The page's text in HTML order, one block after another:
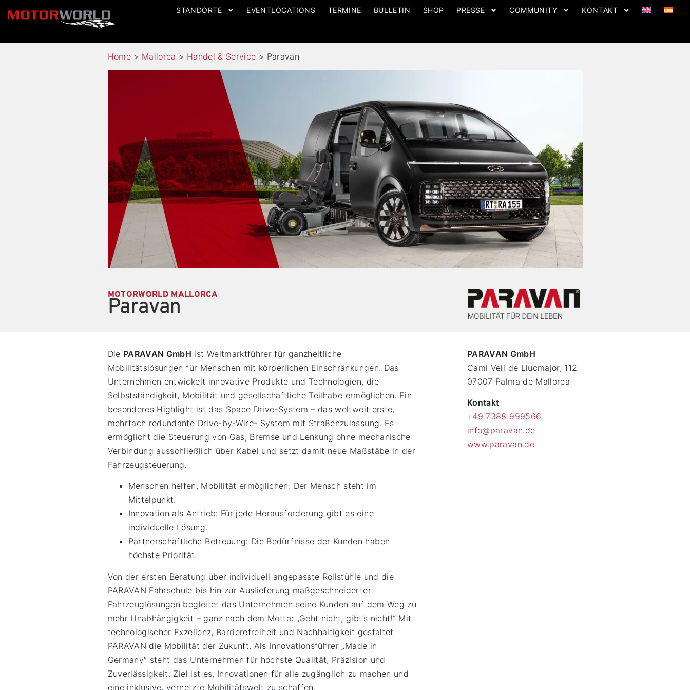
STANDORTE EVENTLOCATIONS TERMINE BULLETIN SHOP PRESSE COMMUNITY KONTAKT
Home> Mallorca > Handel & Service > Paravan
MOTORWORLD MALLORCA
Paravan
Die PARAVAN GmbH ist Weltmarktführer für ganzheitliche
Mobilitätslösungen für Menschen mit körperlichen Einschränkungen. Das
Unternehmen entwickelt innovative Produkte und Technologien, die
Selbstständigkeit, Mobilität und gesellschaftliche Teilhabe ermöglichen. Ein
besonderes Highlight ist das Space Drive-System – das weltweit erste,
mehrfach redundante Drive-by-Wire- System mit Straßenzulassung. Es
ermöglicht die Steuerung von Gas, Bremse und Lenkung ohne mechanische
Verbindung ausschließlich über Kabel und setzt damit neue Maßstäbe in der
Fahrzeugsteuerung.
Menschen helfen, Mobilität ermöglichen: Der Mensch steht im
Mittelpunkt.
Innovation als Antrieb: Für jede Herausforderung gibt es eine
individuelle Lösung.
Partnerschaftliche Betreuung: Die Bedürfnisse der Kunden haben
höchste Priorität.
Von der ersten Beratung über individuell angepasste Rollstühle und die
PARAVAN Fahrschule bis hin zur Auslieferung maßgeschneiderter
Fahrzeuglösungen begleitet das Unternehmen seine Kunden auf dem Weg zu
mehr Unabhängigkeit – ganz nach dem Motto: „Geht nicht, gibt’s nicht!“ Mit
technologischer Exzellenz, Barrierefreiheit und Nachhaltigkeit gestaltet
PARAVAN die Mobilität der Zukunft. Als Innovationsführer „Made in
Germany“ steht das Unternehmen für höchste Qualität, Präzision und
Zuverlässigkeit. Ziel ist es, Innovationen für alle zugänglich zu machen und
eine inklusive, vernetzte Mobilitätswelt zu schaffen.
PARAVAN GmbH
Cami Vell de Llucmajor, 112
07007 Palma de Mallorca
Kontakt
+49 7388 999566
info@paravan.de
www.paravan.de